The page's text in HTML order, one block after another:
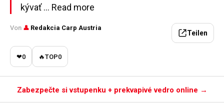
kývať ... Read more
Von 👤 Redakcia Carp Austria
Teilen
❤0 🔥TOP0
Zabezpečte si vstupenku + prekvapivé vedro online →